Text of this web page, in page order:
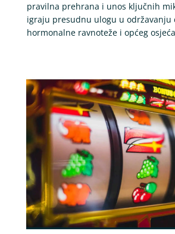
pravilna prehrana i unos ključnih
igraju presudnu ulogu u održavanju
hormonalne ravnoteže i općeg